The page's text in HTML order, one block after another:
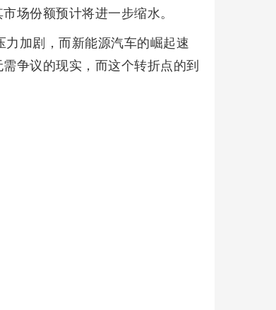
场份额预计将进一步缩水。
加剧，而新能源汽车的崛起速
争议的现实，而这个转折点的到